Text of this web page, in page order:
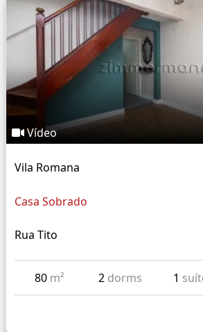
Vídeo
Vila Romana
Casa Sobrado
Rua Tito
80 m² 2 dorms 1